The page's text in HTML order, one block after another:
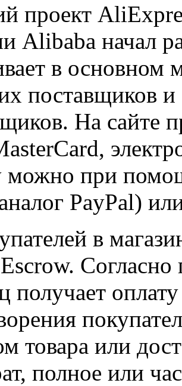
проект
Alibaba начал
в основном
поставщиков
На сайте
можно при
PayPal)
в
получает
товара или
полное или